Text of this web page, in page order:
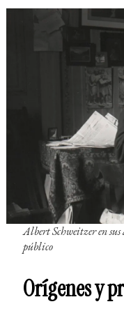
Albert Schweitzer en
público
Orígenes y